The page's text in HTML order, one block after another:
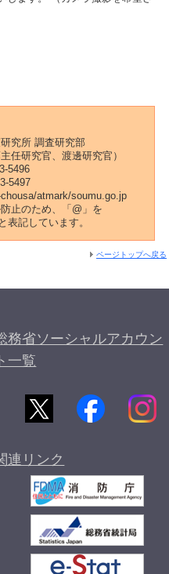
究所 調査研究部
任研究官、渡邊研究官）
5496
5497
atmark/soumu.go.jp
止のため、「@」を
表記しています。
ページトップへ戻る
務省ソーシャルアカウン
ト一覧
連リンク